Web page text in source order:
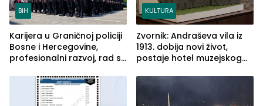
BiH
Karijera u Graničnoj policiji
Bosne i Hercegovine,
profesionalni razvoj, rad sa
služba građanima
KULTURA
Zvornik: Andraševa vila iz
1913. dobija novi život,
postaje hotel muzejskog